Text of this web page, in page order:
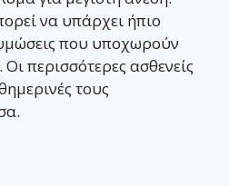
να υπάρχει ήπιο
που υποχωρούν
Οι περισσότερες ασθενείς
τους